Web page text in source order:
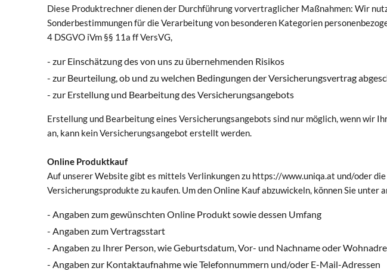
Diese Produktrechner dienen der Durchführung vorvertraglicher Maßnahmen: Wir
Sonderbestimmungen für die Verarbeitung von besonderen Kategorien
4 DSGVO iVm §§ 11a ff VersVG,
- zur Einschätzung des von uns zu übernehmenden Risikos
- zur Beurteilung, ob und zu welchen Bedingungen der Versicherungsvertrag
- zur Erstellung und Bearbeitung des Versicherungsangebots
Erstellung und Bearbeitung eines Versicherungsangebots sind nur möglich, wenn wir
an, kann kein Versicherungsangebot erstellt werden.
Online Produktkauf
Auf unserer Website gibt es mittels Verlinkungen zu https://www.uniqa.at und/oder
Versicherungsprodukte zu kaufen. Um den Online Kauf abzuwickeln, können Sie unter
- Angaben zum gewünschten Online Produkt sowie dessen Umfang
- Angaben zum Vertragsstart
- Angaben zu Ihrer Person, wie Geburtsdatum, Vor- und Nachname oder
- Angaben zur Kontaktaufnahme wie Telefonnummern und/oder E-Mail-Adressen